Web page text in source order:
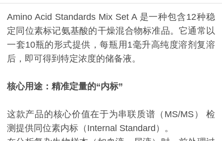
Amino Acid Standards Mix Set A 是一种包含12种稳
定同位素标记氨基酸的干燥混合物标准品。它通常以
一套10瓶的形式提供，每瓶用1毫升高纯度溶剂复溶
后，即可得到特定浓度的储备液。
核心用途：精准定量的“内标”
这款产品的核心价值在于为串联质谱（MS/MS） 检
测提供同位素内标（Internal Standard）。